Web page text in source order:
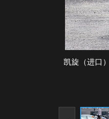
凯旋（进口